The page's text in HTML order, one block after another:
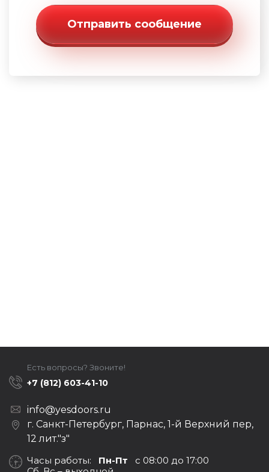
Отправить сообщение
Есть вопросы? Звоните!
+7 (812) 603-41-10
info@yesdoors.ru
г. Санкт-Петербург, Парнас, 1-й Верхний пер,
12 лит."з"
Часы работы: Пн-Пт с 08:00 до 17:00